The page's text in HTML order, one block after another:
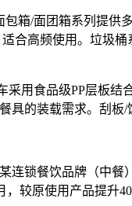
箱/面团箱系列提供
合高频使用。垃圾
用食品级PP层板
的装载需求。刮板
锁餐饮品牌（中
较原使用产品提升